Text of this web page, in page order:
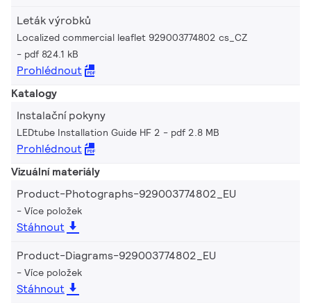
Leták výrobků
Localized commercial leaflet 929003774802 cs_CZ
pdf 824.1 kB
Prohlédnout
Katalogy
Instalační pokyny
LEDtube Installation Guide HF 2 pdf 2.8 MB
Prohlédnout
Vizuální materiály
Product-Photographs-929003774802_EU
Více položek
Stáhnout
Product-Diagrams-929003774802_EU
Více položek
Stáhnout